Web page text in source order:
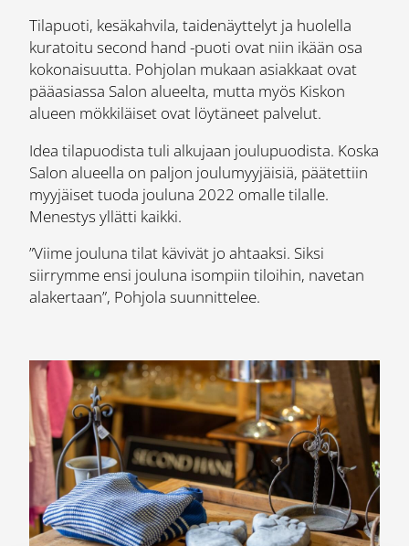
Tilapuoti, kesäkahvila, taidenäyttelyt ja huolella
kuratoitu second hand -puoti ovat niin ikään osa
kokonaisuutta. Pohjolan mukaan asiakkaat ovat
pääasiassa Salon alueelta, mutta myös Kiskon
alueen mökkiläiset ovat löytäneet palvelut.
Idea tilapuodista tuli alkujaan joulupuodista. Koska
Salon alueella on paljon joulumyyjäisiä, päätettiin
myyjäiset tuoda jouluna 2022 omalle tilalle.
Menestys yllätti kaikki.
”Viime jouluna tilat kävivät jo ahtaaksi. Siksi
siirrymme ensi jouluna isompiin tiloihin, navetan
alakertaan”, Pohjola suunnittelee.